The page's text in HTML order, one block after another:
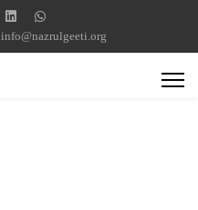
info@nazrulgeeti.org